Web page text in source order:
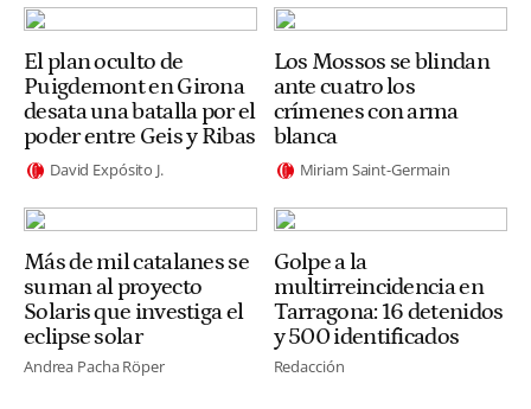
El plan oculto de
Puigdemont en Girona
desata una batalla por el
poder entre Geis y Ribas
David Expósito J.
Los Mossos se blindan
ante cuatro los
crímenes con arma
blanca
Miriam Saint-Germain
Más de mil catalanes se
suman al proyecto
Solaris que investiga el
eclipse solar
Andrea Pacha Röper
Golpe a la
multirreincidencia en
Tarragona: 16 detenidos
y 500 identificados
Redacción